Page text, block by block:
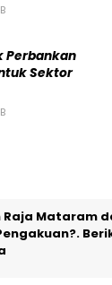
Perbankan
Sektor
Raja Mataram